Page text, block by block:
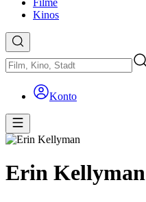
Kinos
Konto
Erin Kellyman